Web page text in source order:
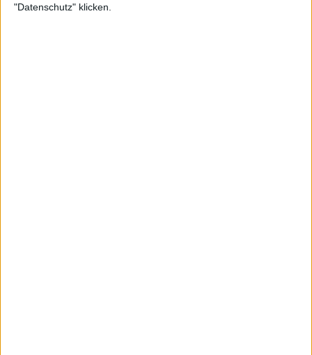
"Datenschutz" klicken.